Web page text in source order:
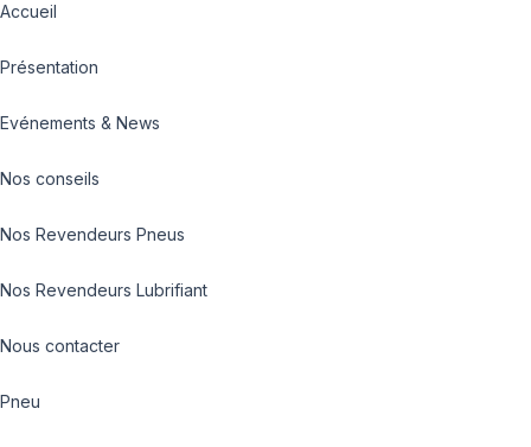
Accueil
Présentation
Evénements & News
Nos conseils
Nos Revendeurs Pneus
Nos Revendeurs Lubrifiant
Nous contacter
Pneu